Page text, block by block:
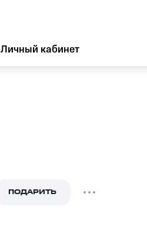
Личный кабинет
ПОДАРИТЬ